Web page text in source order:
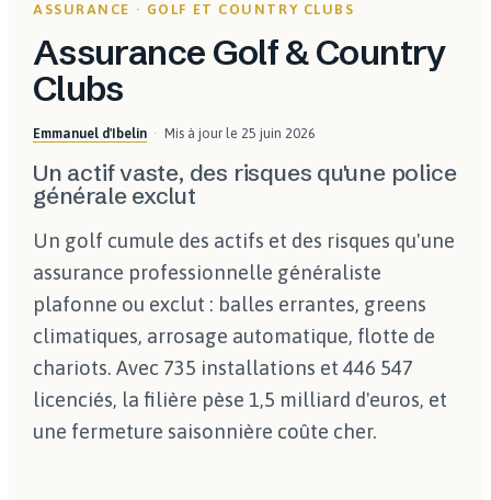
ASSURANCE · GOLF ET COUNTRY CLUBS
Assurance Golf & Country
Clubs
Emmanuel d'Ibelin Mis à jour le 25 juin 2026
Un actif vaste, des risques qu'une police
générale exclut
Un golf cumule des actifs et des risques qu'une
assurance professionnelle généraliste
plafonne ou exclut : balles errantes, greens
climatiques, arrosage automatique, flotte de
chariots. Avec 735 installations et 446 547
licenciés, la filière pèse 1,5 milliard d'euros, et
une fermeture saisonnière coûte cher.